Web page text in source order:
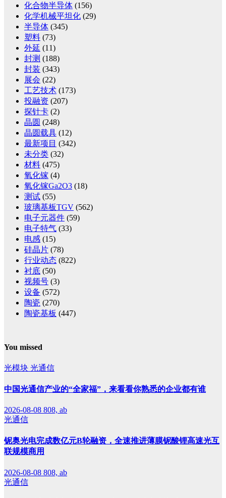
化合物半导体 (156)
化学机械平坦化 (29)
半导体 (345)
塑料 (73)
外延 (11)
封测 (188)
封装 (343)
展会 (22)
工艺技术 (173)
投融资 (207)
探针卡 (2)
晶圆 (248)
晶圆载具 (12)
最新项目 (342)
未分类 (32)
材料 (475)
氧化镓 (4)
氧化镓Ga2O3 (18)
测试 (55)
玻璃基板TGV (562)
电子元器件 (59)
电子特气 (33)
电感 (15)
硅晶片 (78)
行业动态 (822)
衬底 (50)
视频号 (3)
设备 (572)
陶瓷 (270)
陶瓷基板 (447)
You missed
光模块 光通信
中国光通信产业的“全家福”，来看看你熟悉的企业都有谁
2026-08-08 808, ab
光通信
铌奥光电完成数亿元B轮融资，全速推进薄膜铌酸锂高速光互
联规模商用
2026-08-08 808, ab
光通信